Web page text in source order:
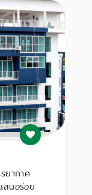
ยากาศ
สนอร่อย